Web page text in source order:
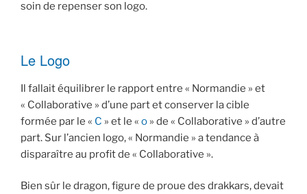
soin de repenser son logo.
Le Logo
Il fallait équilibrer le rapport entre « Normandie » et
« Collaborative » d’une part et conserver la cible
formée par le « C » et le « o » de « Collaborative » d’autre
part. Sur l’ancien logo, « Normandie » a tendance à
disparaître au profit de « Collaborative ».
Bien sûr le dragon, figure de proue des drakkars, devait